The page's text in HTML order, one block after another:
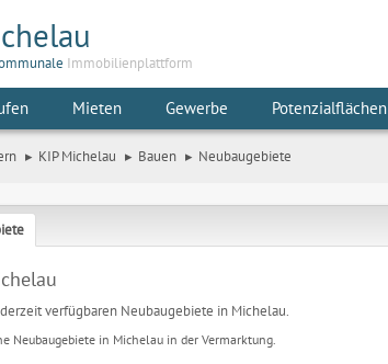
Immobilienplattform
Mieten Gewerbe Potenzialflächen
KIP Michelau Bauen Neubaugebiete
verfügbaren Neubaugebiete in Michelau.
Neubaugebiete in Michelau in der Vermarktung.